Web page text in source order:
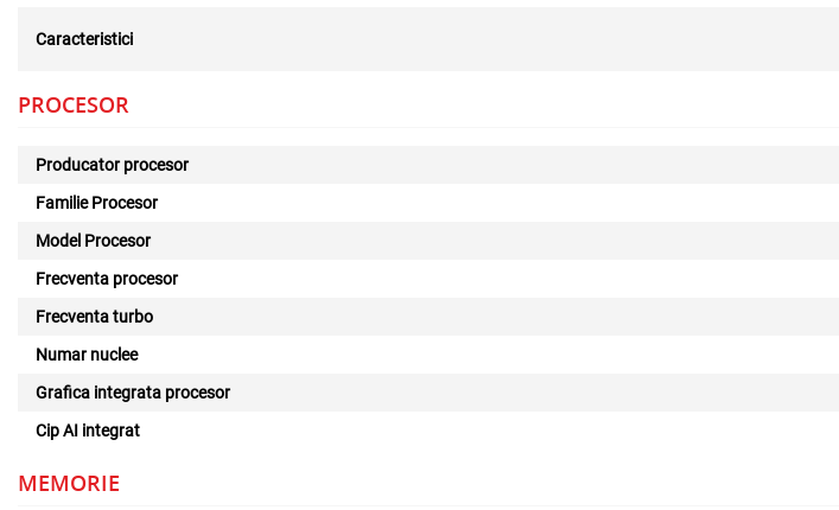
Caracteristici
PROCESOR
Producator procesor
Familie Procesor
Model Procesor
Frecventa procesor
Frecventa turbo
Numar nuclee
Grafica integrata procesor
Cip AI integrat
MEMORIE